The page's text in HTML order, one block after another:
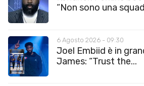
“Non sono una
6 Agosto 2026 - 09:30
Joel Embiid è in
James: “Trust the...